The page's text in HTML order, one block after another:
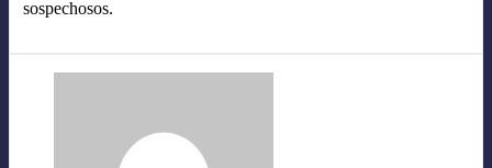
sospechosos.